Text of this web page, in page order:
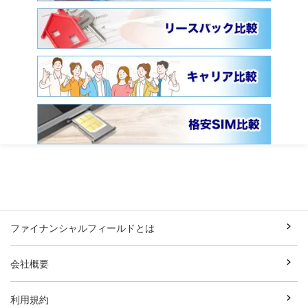
ファイナンシャルフィールドとは
会社概要
利用規約